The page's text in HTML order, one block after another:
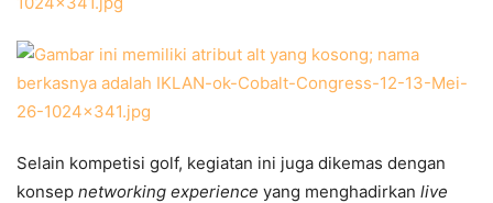
Selain kompetisi golf, kegiatan ini juga dikemas dengan
konsep networking experience yang menghadirkan live